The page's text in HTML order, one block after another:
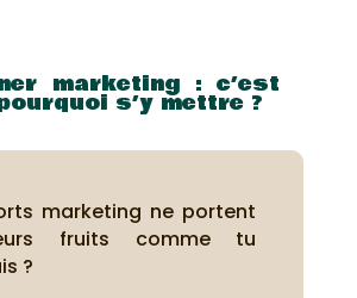
marketing : c’est
s’y mettre ?
marketing ne portent
fruits comme tu
?